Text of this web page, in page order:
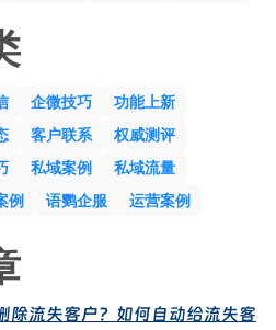
企微技巧
功能上新
客户联系
权威测评
私域案例
私域流量
例 语鹦企服 运营案例
除流失客户？如何自动给流失客